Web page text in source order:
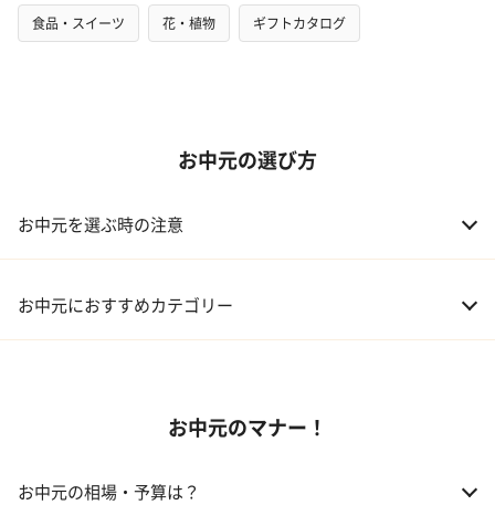
食品・スイーツ 花・植物 ギフトカタログ
お中元の選び方
お中元を選ぶ時の注意
お中元におすすめカテゴリー
03 ギフトカタログ
お中元のマナー！
お中元の相場・予算は？